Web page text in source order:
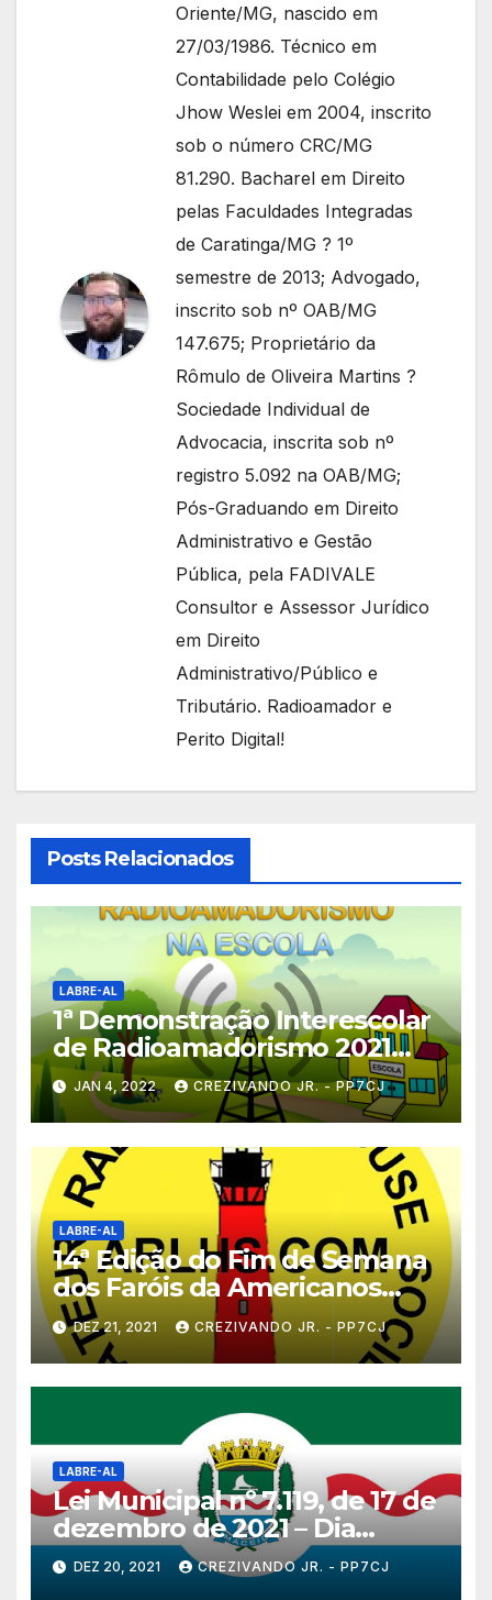
Oriente/MG, nascido em
27/03/1986. Técnico em
Contabilidade pelo Colégio
Jhow Weslei em 2004, inscrito
sob o número CRC/MG
81.290. Bacharel em Direito
pelas Faculdades Integradas
de Caratinga/MG ? 1º
semestre de 2013; Advogado,
inscrito sob nº OAB/MG
147.675; Proprietário da
Rômulo de Oliveira Martins ?
Sociedade Individual de
Advocacia, inscrita sob nº
registro 5.092 na OAB/MG;
Pós-Graduando em Direito
Administrativo e Gestão
Pública, pela FADIVALE
Consultor e Assessor Jurídico
em Direito
Administrativo/Público e
Tributário. Radioamador e
Perito Digital!
Posts Relacionados
LABRE-AL
1ª Demonstração Interescolar
de Radioamadorismo 2021
pela LABRE_AL
JAN 4, 2022 CREZIVANDO JR. - PP7CJ
LABRE-AL
14ª Edição do Fim de Semana
dos Faróis da Americanos
2022
DEZ 21, 2021 CREZIVANDO JR. - PP7CJ
LABRE-AL
Lei Municipal nº 7.119, de 17 de
dezembro de 2021 – Dia
Municipal do Radioamador de
Maceió.
DEZ 20, 2021 CREZIVANDO JR. - PP7CJ